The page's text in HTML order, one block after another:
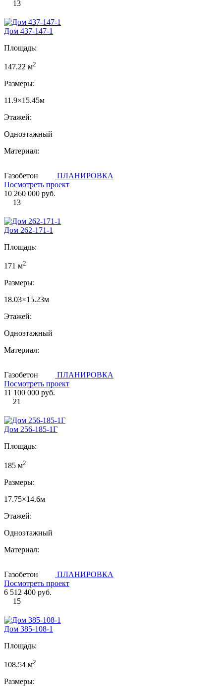
13
Дом 437-147-1
Площадь:
147.22 м2
Размеры:
11.9×15.45м
Этажей:
Одноэтажный
Материал:
Газобетон
ПЛАНИРОВКА
Посмотреть проект
10 260 000 руб.
13
Дом 262-171-1
Площадь:
171 м2
Размеры:
18.03×15.23м
Этажей:
Одноэтажный
Материал:
Газобетон
ПЛАНИРОВКА
Посмотреть проект
11 100 000 руб.
21
Дом 256-185-1Г
Площадь:
185 м2
Размеры:
17.75×14.6м
Этажей:
Одноэтажный
Материал:
Газобетон
ПЛАНИРОВКА
Посмотреть проект
6 512 400 руб.
15
Дом 385-108-1
Площадь:
108.54 м2
Размеры: